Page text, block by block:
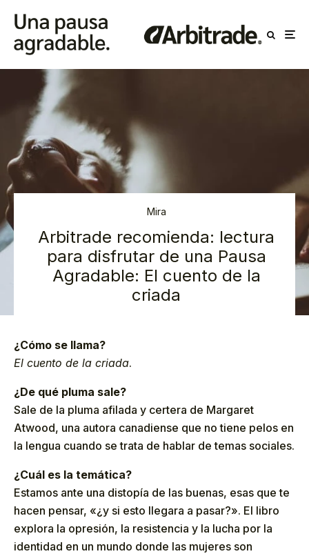
Mira
Arbitrade recomienda: lectura
para disfrutar de una Pausa
Agradable: El cuento de la
criada
¿Cómo se llama?
El cuento de la criada.
¿De qué pluma sale?
Sale de la pluma afilada y certera de Margaret
Atwood, una autora canadiense que no tiene pelos en
la lengua cuando se trata de hablar de temas sociales.
¿Cuál es la temática?
Estamos ante una distopía de las buenas, esas que te
hacen pensar, «¿y si esto llegara a pasar?». El libro
explora la opresión, la resistencia y la lucha por la
identidad en un mundo donde las mujeres son